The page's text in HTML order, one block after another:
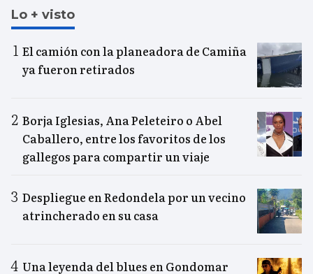
Lo + visto
El camión con la planeadora de Camiña
ya fueron retirados
Borja Iglesias, Ana Peleteiro o Abel
Caballero, entre los favoritos de los
gallegos para compartir un viaje
Despliegue en Redondela por un vecino
atrincherado en su casa
Una leyenda del blues en Gondomar